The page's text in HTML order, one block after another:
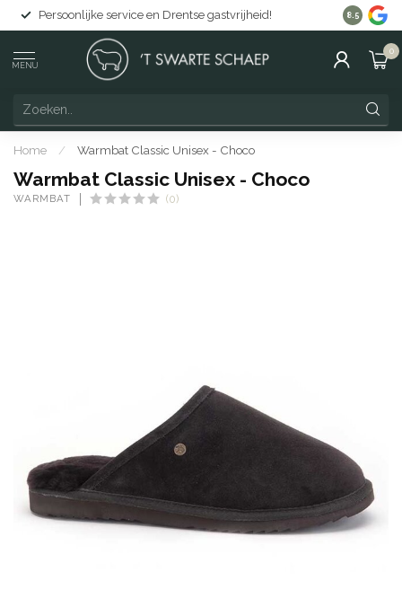
Persoonlijke service en Drentse gastvrijheid! Gratis
8.5
MENU
0
Home / Warmbat Classic Unisex - Choco
Warmbat Classic Unisex - Choco
WARMBAT (0)